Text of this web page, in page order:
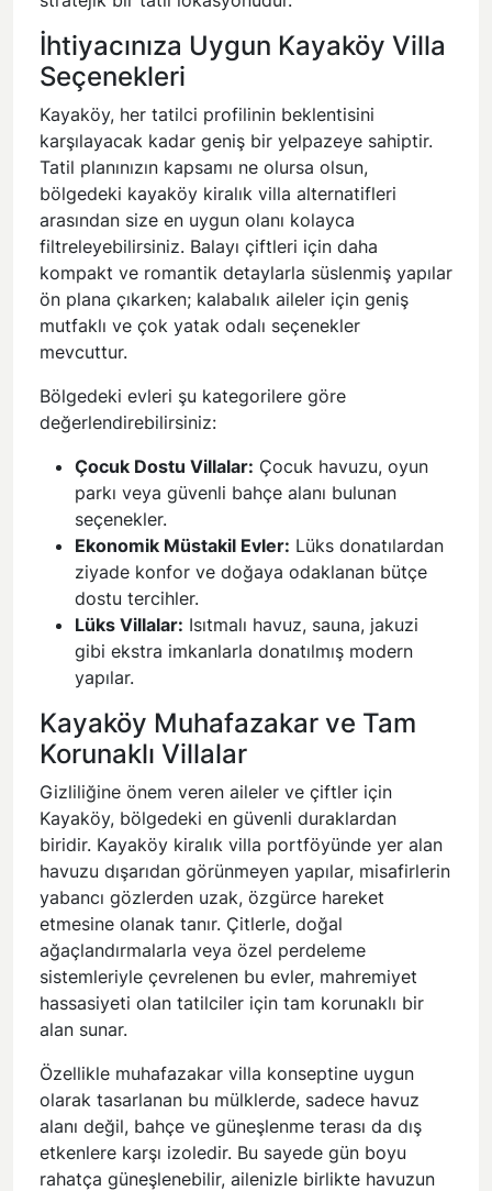
İhtiyacınıza Uygun Kayaköy Villa
Seçenekleri
Kayaköy, her tatilci profilinin beklentisini
karşılayacak kadar geniş bir yelpazeye sahiptir.
Tatil planınızın kapsamı ne olursa olsun,
bölgedeki kayaköy kiralık villa alternatifleri
arasından size en uygun olanı kolayca
filtreleyebilirsiniz. Balayı çiftleri için daha
kompakt ve romantik detaylarla süslenmiş yapılar
ön plana çıkarken; kalabalık aileler için geniş
mutfaklı ve çok yatak odalı seçenekler
mevcuttur.
Bölgedeki evleri şu kategorilere göre
değerlendirebilirsiniz:
Çocuk Dostu Villalar: Çocuk havuzu, oyun
parkı veya güvenli bahçe alanı bulunan
seçenekler.
Ekonomik Müstakil Evler: Lüks donatılardan
ziyade konfor ve doğaya odaklanan bütçe
dostu tercihler.
Lüks Villalar: Isıtmalı havuz, sauna, jakuzi
gibi ekstra imkanlarla donatılmış modern
yapılar.
Kayaköy Muhafazakar ve Tam
Korunaklı Villalar
Gizliliğine önem veren aileler ve çiftler için
Kayaköy, bölgedeki en güvenli duraklardan
biridir. Kayaköy kiralık villa portföyünde yer alan
havuzu dışarıdan görünmeyen yapılar, misafirlerin
yabancı gözlerden uzak, özgürce hareket
etmesine olanak tanır. Çitlerle, doğal
ağaçlandırmalarla veya özel perdeleme
sistemleriyle çevrelenen bu evler, mahremiyet
hassasiyeti olan tatilciler için tam korunaklı bir
alan sunar.
Özellikle muhafazakar villa konseptine uygun
olarak tasarlanan bu mülklerde, sadece havuz
alanı değil, bahçe ve güneşlenme terası da dış
etkenlere karşı izoledir. Bu sayede gün boyu
rahatça güneşlenebilir, ailenizle birlikte havuzun